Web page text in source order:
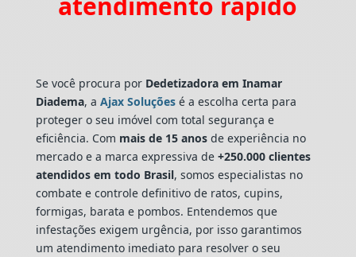
Se você procura por Dedetizadora em Inamar
Diadema, a Ajax Soluçõesé a escolha certa para
proteger o seu imóvel com total segurança e
eficiência. Com mais de 15 anosde experiência no
mercado e a marca expressiva de+250.000 clientes
atendidos em todo Brasil, somos especialistas no
combate e controle definitivo de ratos, cupins,
formigas, barata e pombos. Entendemos que
infestações exigem urgência, por isso garantimos
um atendimento imediato para resolver o seu